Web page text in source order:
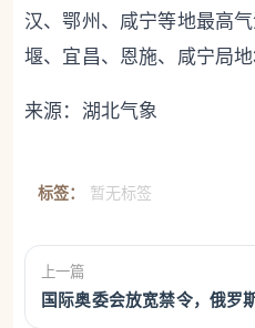
汉、鄂州、咸宁等地最高
堰、宜昌、恩施、咸宁局
来源：湖北气象
标签： 暂无标签
上一篇
国际奥委会放宽禁令，俄罗